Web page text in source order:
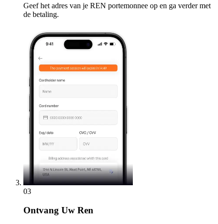
Geef het adres van je REN portemonnee op en ga verder met
de betaling.
03
Ontvang Uw Ren